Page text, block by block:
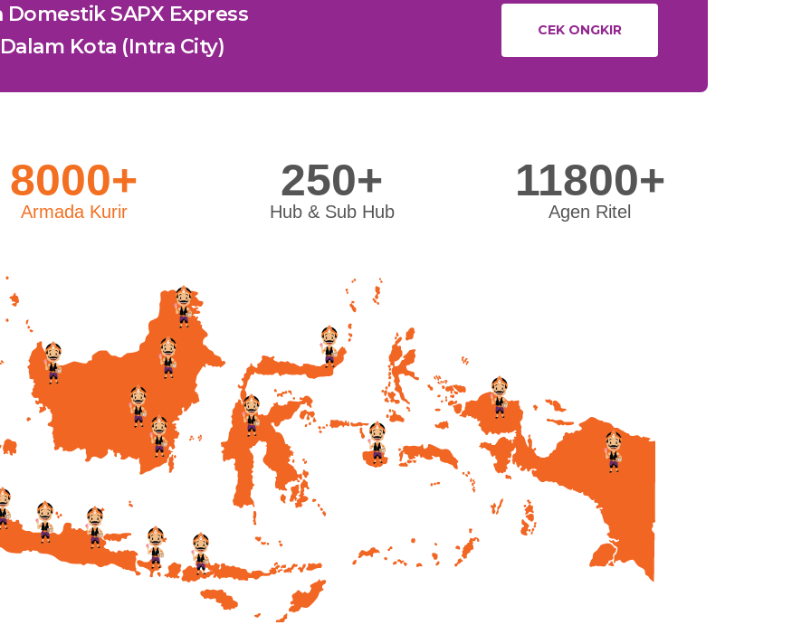
SAPX Express
Kota (Intra City)
CEK ONGKIR
8000+
Armada Kurir
250+
Hub & Sub Hub
11800+
Agen Ritel